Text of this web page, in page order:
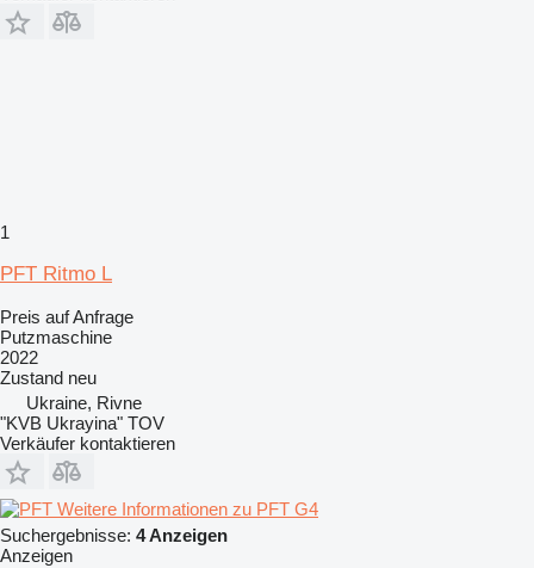
1
PFT Ritmo L
Preis auf Anfrage
Putzmaschine
2022
Zustand neu
Ukraine, Rivne
"KVB Ukrayina" TOV
Verkäufer kontaktieren
Weitere Informationen zu PFT G4
Suchergebnisse: 4 Anzeigen
Anzeigen